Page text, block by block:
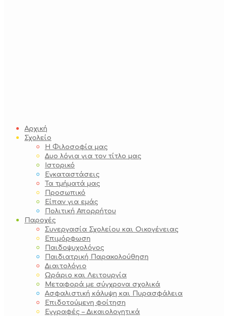
Αρχική
Σχολείο
Η Φιλοσοφία μας
Δυο λόγια για τον τίτλο μας
Ιστορικό
Εγκαταστάσεις
Τα τμήματά μας
Προσωπικό
Είπαν για εμάς
Πολιτική Απορρήτου
Παροχές
Συνεργασία Σχολείου και Οικογένειας
Επιμόρφωση
Παιδοψυχολόγος
Παιδιατρική Παρακολούθηση
Διαιτολόγιο
Ωράριο και Λειτουργία
Μεταφορά με σύγχρονα σχολικά
Ασφαλιστική κάλυψη και Πυρασφάλεια
Επιδοτούμενη φοίτηση
Εγγραφές – Δικαιολογητικά